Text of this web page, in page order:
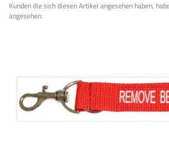
Kunden die sich diesen Artikel angesehen haben,
angesehen.